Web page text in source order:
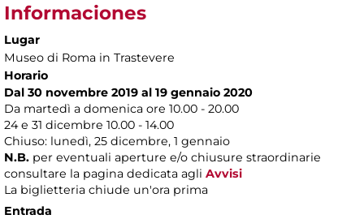
Informaciones
Lugar
Museo di Roma in Trastevere
Horario
Dal 30 novembre 2019 al 19 gennaio 2020
Da martedì a domenica ore 10.00 - 20.00
24 e 31 dicembre 10.00 - 14.00
Chiuso: lunedì, 25 dicembre, 1 gennaio
N.B. per eventuali aperture e/o chiusure straordinarie
consultare la pagina dedicata agli Avvisi
La biglietteria chiude un'ora prima
Entrada